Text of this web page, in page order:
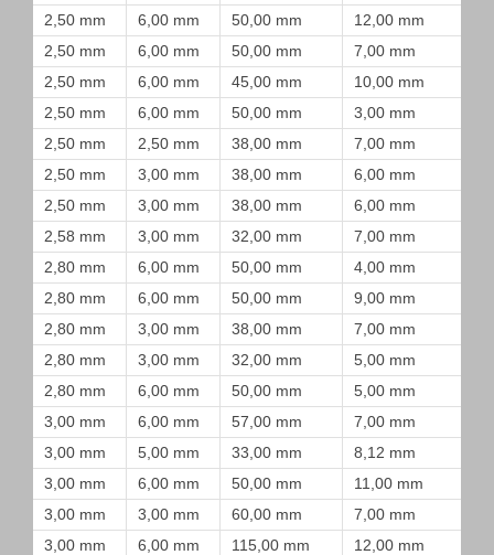
2,50 mm
6,00 mm 50,00 mm
12,00 mm
2,50 mm
6,00 mm 50,00 mm
7,00 mm
2,50 mm
6,00 mm 45,00 mm
10,00 mm
2,50 mm
6,00 mm 50,00 mm
3,00 mm
2,50 mm
2,50 mm 38,00 mm
7,00 mm
2,50 mm
3,00 mm 38,00 mm
6,00 mm
2,50 mm
3,00 mm 38,00 mm
6,00 mm
2,58 mm
3,00 mm 32,00 mm
7,00 mm
2,80 mm
6,00 mm 50,00 mm
4,00 mm
2,80 mm
6,00 mm 50,00 mm
9,00 mm
2,80 mm
3,00 mm 38,00 mm
7,00 mm
2,80 mm
3,00 mm 32,00 mm
5,00 mm
2,80 mm
6,00 mm 50,00 mm
5,00 mm
3,00 mm
6,00 mm 57,00 mm
7,00 mm
3,00 mm
5,00 mm 33,00 mm
8,12 mm
3,00 mm
6,00 mm 50,00 mm
11,00 mm
3,00 mm
3,00 mm 60,00 mm
7,00 mm
3,00 mm
6,00 mm 115,00 mm
12,00 mm